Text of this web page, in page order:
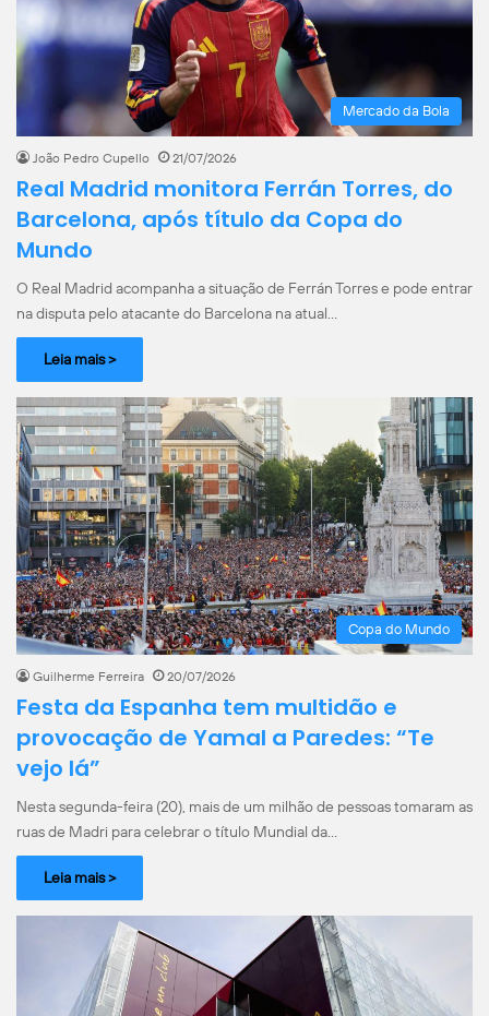
Mercado da Bola
João Pedro Cupello 21/07/2026
Real Madrid monitora Ferrán Torres, do
Barcelona, após título da Copa do
Mundo
O Real Madrid acompanha a situação de Ferrán Torres e pode entrar
na disputa pelo atacante do Barcelona na atual…
Leia mais >
Copa do Mundo
Guilherme Ferreira 20/07/2026
Festa da Espanha tem multidão e
provocação de Yamal a Paredes: “Te
vejo lá”
Nesta segunda-feira (20), mais de um milhão de pessoas tomaram as
ruas de Madri para celebrar o título Mundial da…
Leia mais >